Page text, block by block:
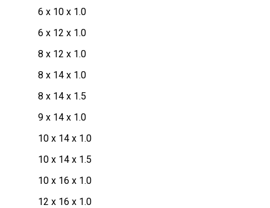
6 x 10 x 1.0
6 x 12 x 1.0
8 x 12 x 1.0
8 x 14 x 1.0
8 x 14 x 1.5
9 x 14 x 1.0
10 x 14 x 1.0
10 x 14 x 1.5
10 x 16 x 1.0
12 x 16 x 1.0